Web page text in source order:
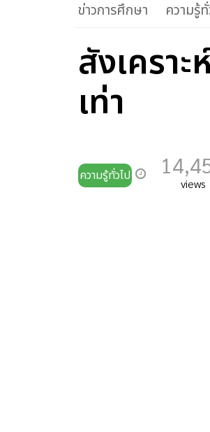
ข่าวการศึกษา ความรู้
สังเครา
เท่า
ความรู้ทั่วไป views